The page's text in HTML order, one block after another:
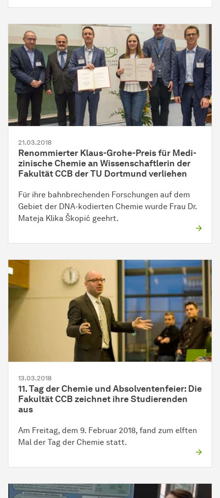
21.03.2018
Renommierter Klaus-Grohe-Preis für Me­di­
zi­ni­scheChemie an Wis­sen­schaft­le­rin der
Fakultät CCB der TU Dortmund verliehen
Für ihre bahnbrechenden Forschungen auf dem
Gebiet der DNA-ko­dier­ten Chemie wurde Frau Dr.
Mateja Klika Škopić geehrt.
13.03.2018
11. Tag der Chemie und Absolventenfeier: Die
Fakultät CCB zeichnet ihre Studierenden
aus
Am Freitag, dem 9. Februar 2018, fand zum elften
Mal der Tag der Chemie statt.